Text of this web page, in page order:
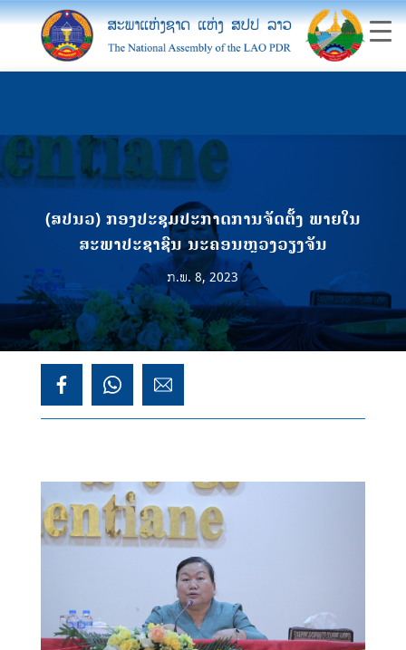
(ສປນວ) ກອງປະຊຸມປະກາດການຈັດຕັ້ງ ພາຍໃນ
ສະພາປະຊາຊົນ ນະຄອນຫຼວງວຽງຈັນ
ກ.ພ. 8, 2023